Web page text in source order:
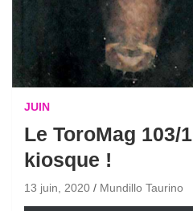
JUIN
Le ToroMag 103/
kiosque !
13 juin, 2020 Mundillo Taurino